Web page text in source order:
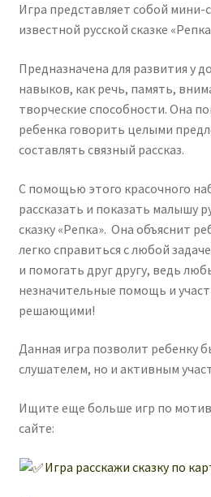
Игра представляет собой мини-
известной русской сказке
Предназначена для развития у
навыков, как речь, память,
творческие способности. Она
ребенка говорить целыми
составлять связный рассказ.
С помощью этого красочного
рассказать и показать малышу
сказку «Репка». Она объяснит
легко справиться с любой
и помогать друг другу, ведь
незначительные помощь и
решающими!
Данная игра позволит ребенку
слушателем, но и активным
Ищите еще больше игр по
сайте:
Игра расскажи сказку по